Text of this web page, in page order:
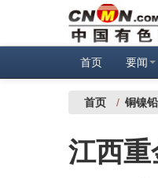
首页 要闻
首页 / 铜镍
江西